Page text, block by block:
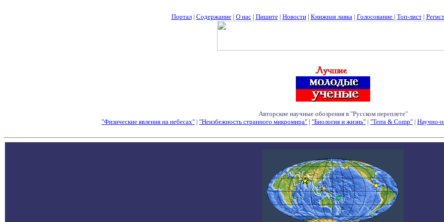
Портал| Содержание| О нас| Пишите| Новости| Книжная лавка| Голосование | Топ-лист|
Авторские научные обозрения в "Русском переплете"
"Физические явления на небесах" | "Неизбежность странного микромира" | "Биология и жизнь" | "Terra & Comp" | Научно-